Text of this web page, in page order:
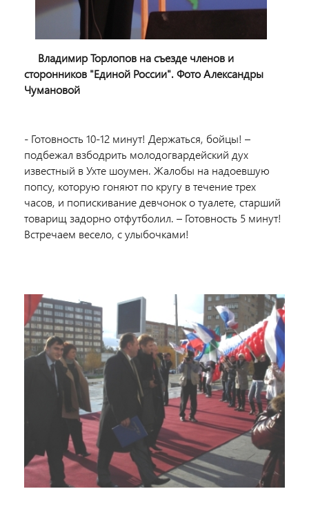
Владимир Торлопов на съезде членов и
сторонников "Единой России". Фото Александры
Чумановой
- Готовность 10-12 минут! Держаться, бойцы! –
подбежал взбодрить молодогвардейский дух
известный в Ухте шоумен. Жалобы на надоевшую
попсу, которую гоняют по кругу в течение трех
часов, и попискивание девчонок о туалете, старший
товарищ задорно отфутболил. – Готовность 5 минут!
Встречаем весело, с улыбочками!